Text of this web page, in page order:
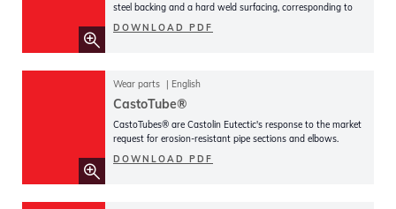
steel backing and a hard weld surfacing, corresponding to
DIN 8555
DOWNLOAD PDF
Wear parts English
CastoTube®
CastoTubes® are Castolin Eutectic's response to the market
request for erosion-resistant pipe sections and elbows.
DOWNLOAD PDF